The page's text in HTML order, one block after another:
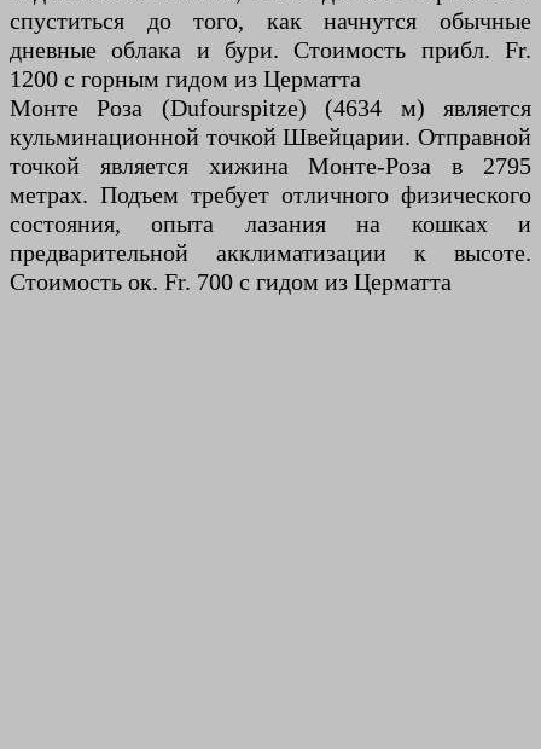
спуститься до того, как начнутся обычные
дневные облака и бури. Стоимость прибл. Fr.
1200 с горным гидом из Церматта
Монте Роза (Dufourspitze) (4634 м) является
кульминационной точкой Швейцарии. Отправной
точкой является хижина Монте-Роза в 2795
метрах. Подъем требует отличного физического
состояния, опыта лазания на кошках и
предварительной акклиматизации к высоте.
Стоимость ок. Fr. 700 с гидом из Церматта